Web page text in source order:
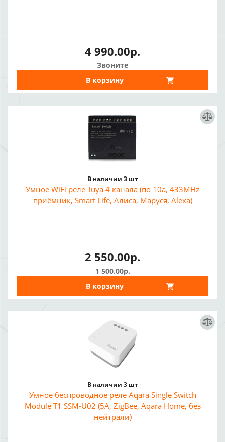
4 990.00р.
Звоните
В корзину
В наличии 3 шт
Умное WiFi реле Tuya 4 канала (по 10а, 433MHz
приёмник, Smart Life, Алиса, Маруся, Alexa)
2 550.00р.
1 500.00р.
В корзину
В наличии 3 шт
Умное беспроводное реле Aqara Single Switch
Module T1 SSM-U02 (5А, ZigBee, Aqara Home, без
нейтрали)